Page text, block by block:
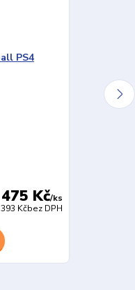
475 Kč/ks
393 Kčbez DPH